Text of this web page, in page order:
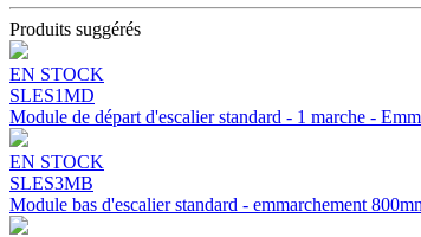
Produits suggérés
EN STOCK
SLES1MD
Module de départ d'escalier standard - 1 marche -
EN STOCK
SLES3MB
Module bas d'escalier standard - emmarchement